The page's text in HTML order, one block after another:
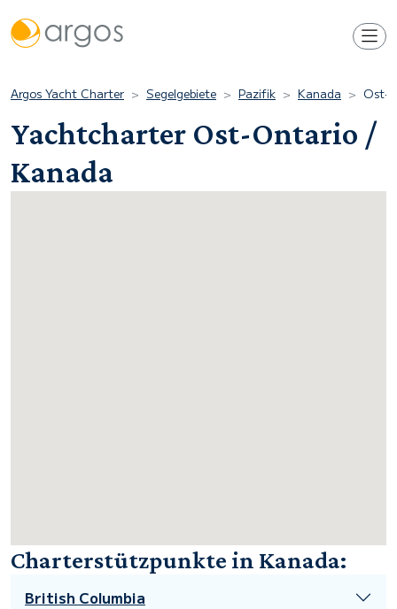
Argos Yacht Charter Segelgebiete Pazifik Kanada Ost-
Yachtcharter Ost-Ontario /
Kanada
Charterstützpunkte in Kanada:
British Columbia